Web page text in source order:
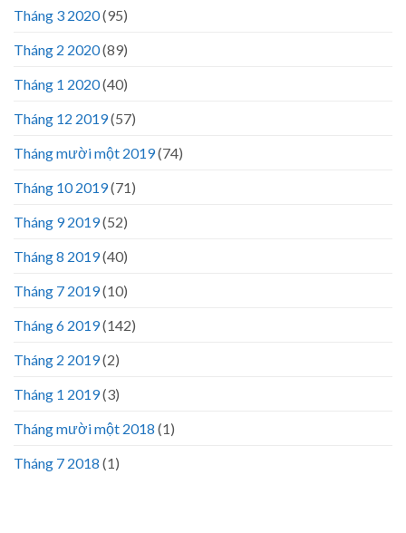
Tháng 3 2020(95)
Tháng 2 2020(89)
Tháng 1 2020(40)
Tháng 12 2019(57)
Tháng mười một 2019(74)
Tháng 10 2019(71)
Tháng 9 2019(52)
Tháng 8 2019(40)
Tháng 7 2019(10)
Tháng 6 2019(142)
Tháng 2 2019(2)
Tháng 1 2019(3)
Tháng mười một 2018 (1)
Tháng 7 2018 (1)